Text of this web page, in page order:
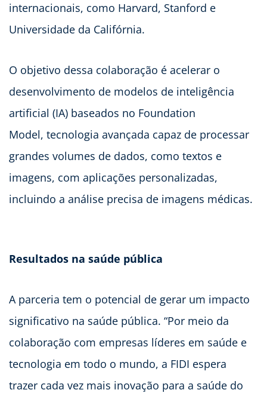
internacionais, como Harvard, Stanford e
Universidade da Califórnia.
O objetivo dessa colaboração é acelerar o
desenvolvimento de modelos de inteligência
artificial (IA) baseados no Foundation
Model, tecnologia avançada capaz de processar
grandes volumes de dados, como textos e
imagens, com aplicações personalizadas,
incluindo a análise precisa de imagens médicas.
Resultados na saúde pública
A parceria tem o potencial de gerar um impacto
significativo na saúde pública. “Por meio da
colaboração com empresas líderes em saúde e
tecnologia em todo o mundo, a FIDI espera
trazer cada vez mais inovação para a saúde do